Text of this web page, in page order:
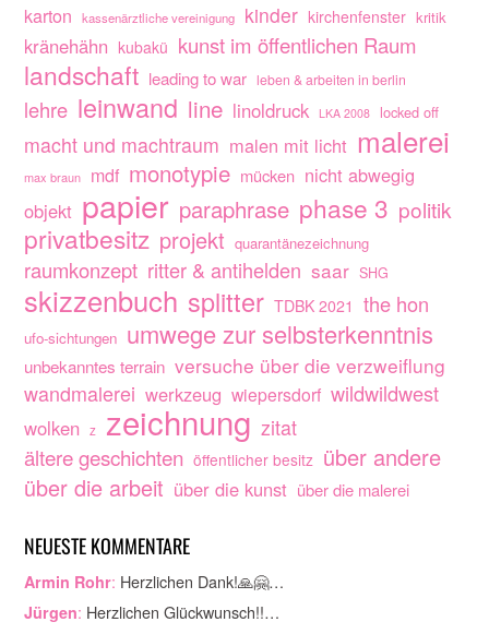
karton kassenärztliche vereinigung kinder kirchenfenster kritik
kränehähn kubakü kunst im öffentlichen Raum
landschaft leading to war leben & arbeiten in berlin
lehre leinwand line linoldruck LKA 2008 locked off
macht und machtraum malen mit licht malerei
max braun mdf monotypie mücken nicht abwegig
objekt papier paraphrase phase 3 politik
privatbesitz projekt quarantänezeichnung
raumkonzept ritter & antihelden saar SHG
skizzenbuch splitter TDBK 2021 the hon
ufo-sichtungen umwege zur selbsterkenntnis
unbekanntes terrain versuche über die verzweiflung
wandmalerei werkzeug wiepersdorf wildwildwest
wolken z zeichnung zitat
ältere geschichten öffentlicher besitz über andere
über die arbeit über die kunst über die malerei
NEUESTE KOMMENTARE
Armin Rohr: Herzlichen Dank!🙏🤗…
Jürgen: Herzlichen Glückwunsch!!…